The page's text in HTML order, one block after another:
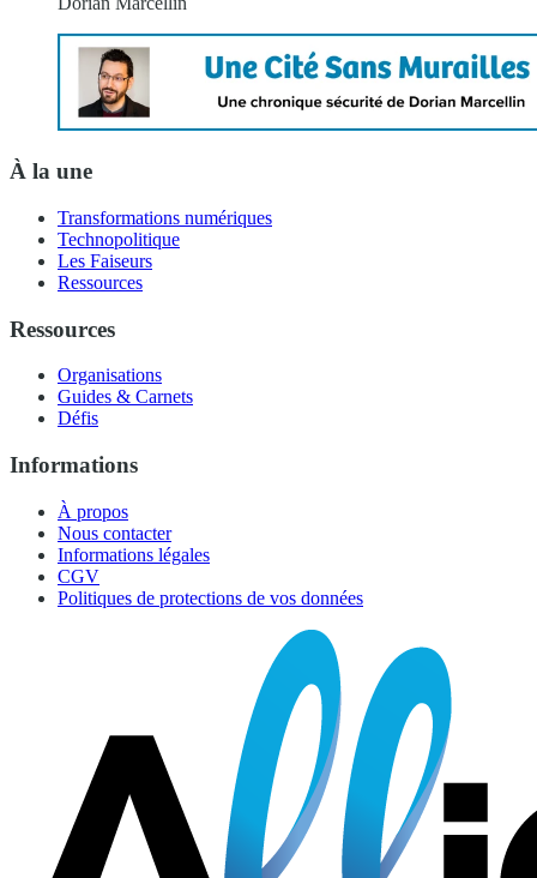
À la une
Transformations numériques
Technopolitique
Les Faiseurs
Ressources
Ressources
Organisations
Guides & Carnets
Défis
Informations
À propos
Nous contacter
Informations légales
CGV
Politiques de protections de vos données